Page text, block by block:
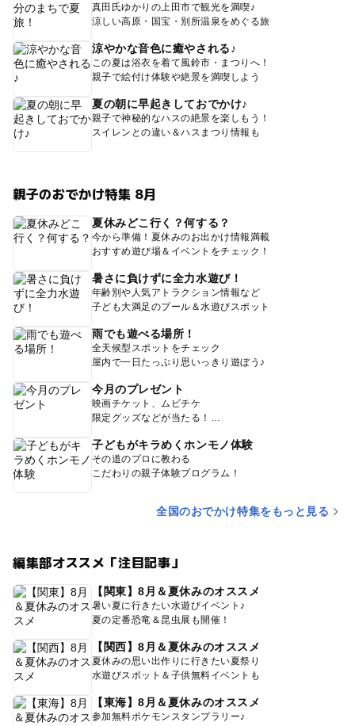
真田氏ゆかりの上田市で観光を満喫♪
涼しい高原・国宝・別所温泉をめぐる旅
涼やかな音色に癒やされる♪
この夏は浴衣を着て風鈴市・まつりへ！
親子で絵付け体験や絶景を満喫しよう
夏の朝に早起きしておでかけ♪
親子で神秘的なハスの絶景を楽しもう！
スイレンとの違い＆ハスまつり情報も
親子のおでかけ特集 8月
夏休みどこ行く？何する？
今から準備！夏休みのお出かけ情報満載
おすすめ遊び場＆イベントをチェック！
暑さに負けずに全力水遊び！
年齢別や人気アトラクション情報など
子ども大満足のプール＆水遊びスポット
雨でも遊べる場所！
全天候型スポットをチェック
屋内で一日たっぷり思いっきり遊ぼう♪
今月のプレゼント
映画チケット、ムビチケ
限定グッズなどが当たる！
子どもがキラめくホンモノ体験
その道のプロに教わる
こだわりの親子体験プログラム！
全国のおでかけ特集をもっと見る
編集部オススメ「注目記事」
【関東】8月＆夏休みのオススメ
暑い夏に行きたい水遊びイベント♪
夏の定番恐竜＆昆虫展も開催！
【関西】8月＆夏休みのオススメ
夏休みの思い出作りに行きたい夏祭り
水遊びスポット＆子供無料イベントも
【東海】8月＆夏休みのオススメ
参加無料ポケモンスタンプラリー♪